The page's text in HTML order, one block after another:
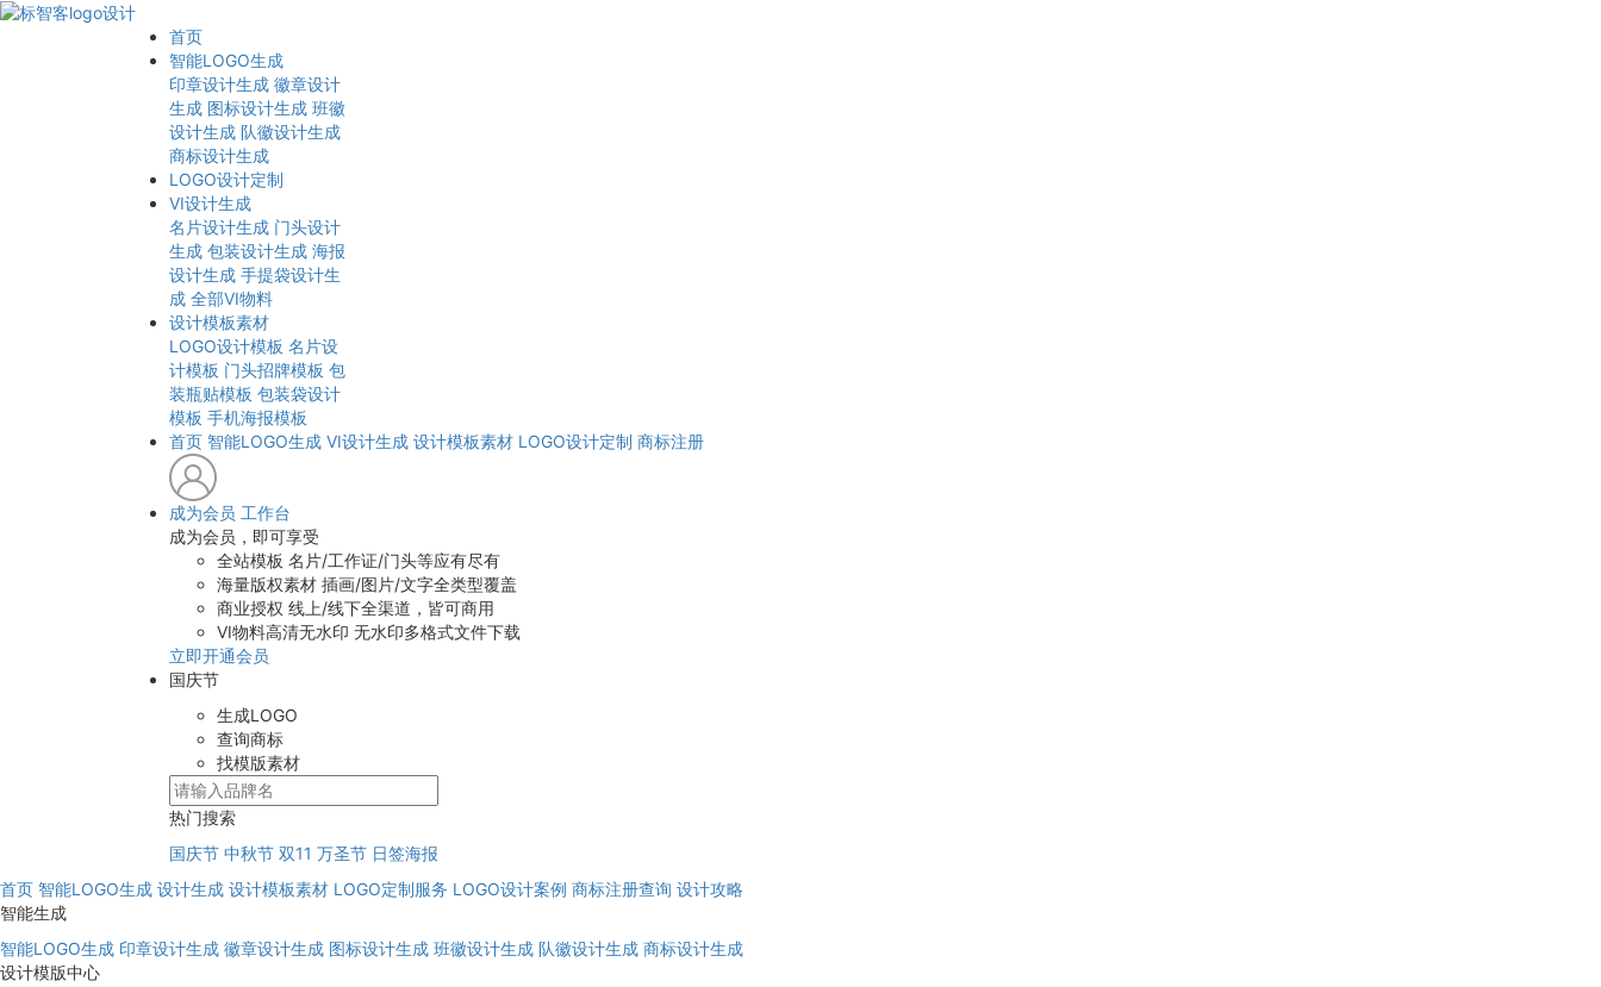
首页
智能LOGO生成
印章设计生成 徽章设计
生成 图标设计生成 班徽
设计生成 队徽设计生成
商标设计生成
LOGO设计定制
VI设计生成
名片设计生成 门头设计
生成 包装设计生成 海报
设计生成 手提袋设计生
成 全部VI物料
设计模板素材
LOGO设计模板 名片设
计模板 门头招牌模板 包
装瓶贴模板 包装袋设计
模板 手机海报模板
首页 智能LOGO生成 VI设计生成 设计模板素材 LOGO设计定制 商标注册
成为会员 工作台
成为会员，即可享受
全站模板 名片/工作证/门头等应有尽有
海量版权素材 插画/图片/文字全类型覆盖
商业授权 线上/线下全渠道，皆可商用
VI物料高清无水印 无水印多格式文件下载
立即开通会员
国庆节
生成LOGO
查询商标
找模版素材
热门搜索
国庆节 中秋节 双11 万圣节 日签海报
首页 智能LOGO生成 设计生成 设计模板素材 LOGO定制服务 LOGO设计案例 商标注册查询 设计攻略
智能生成
智能LOGO生成 印章设计生成 徽章设计生成 图标设计生成 班徽设计生成 队徽设计生成 商标设计生成
设计模版中心